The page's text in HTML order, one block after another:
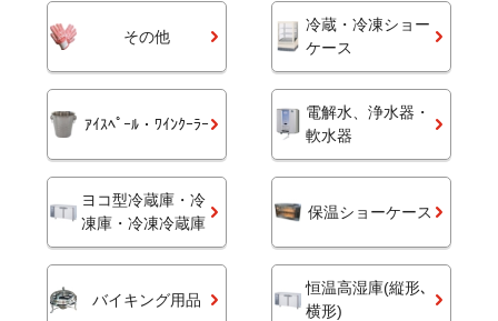
その他
冷蔵・冷凍ショー
ケース
ｱｲｽﾍﾟｰﾙ・ﾜｲﾝｸｰﾗｰ
電解水、浄水器・
軟水器
ヨコ型冷蔵庫・冷
凍庫・冷凍冷蔵庫
保温ショーケース
バイキング用品
恒温高湿庫(縦形､
横形)